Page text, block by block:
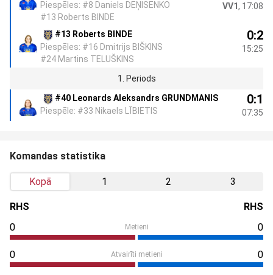
Piespēles: #8 Daniels DEŅISENKO
#13 Roberts BINDE
VV1, 17:08
#13 Roberts BINDE
Piespēles: #16 Dmitrijs BIŠKINS
#24 Martins TELUŠKINS
0:2
15:25
1. Periods
#40 Leonards Aleksandrs GRUNDMANIS
Piespēle: #33 Nikaels LĪBIETIS
0:1
07:35
Komandas statistika
Kopā 1 2 3
RHS
RHS
0
Metieni 0
0 Atvairīti metieni 0